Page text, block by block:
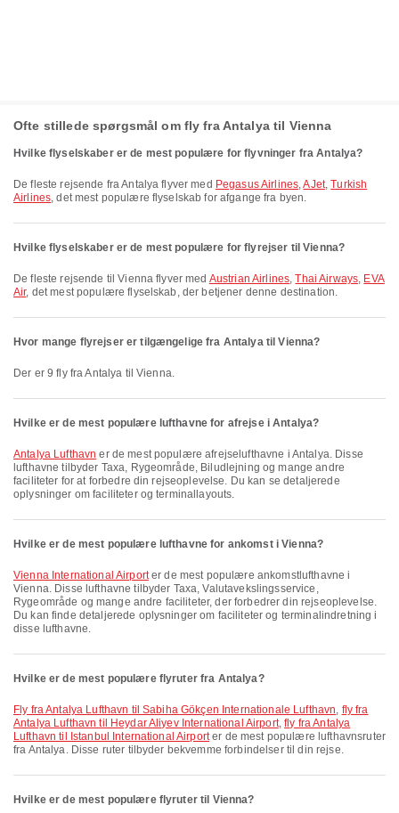
Ofte stillede spørgsmål om fly fra Antalya til Vienna
Hvilke flyselskaber er de mest populære for flyvninger fra Antalya?
De fleste rejsende fra Antalya flyver med Pegasus Airlines,AJet,Turkish
Airlines, det mest populære flyselskab for afgange fra byen.
Hvilke flyselskaber er de mest populære for flyrejser til Vienna?
De fleste rejsende til Vienna flyver med Austrian Airlines,Thai Airways, EVA
Air, det mest populære flyselskab, der betjener denne destination.
Hvor mange flyrejser er tilgængelige fra Antalya til Vienna?
Der er 9 fly fra Antalya til Vienna.
Hvilke er de mest populære lufthavne for afrejse i Antalya?
Antalya Lufthavn er de mest populære afrejselufthavne i Antalya. Disse
lufthavne tilbyder Taxa, Rygeområde, Biludlejning og mange andre
faciliteter for at forbedre din rejseoplevelse. Du kan se detaljerede
oplysninger om faciliteter og terminallayouts.
Hvilke er de mest populære lufthavne for ankomst i Vienna?
Vienna International Airporter de mest populære ankomstlufthavne i
Vienna. Disse lufthavne tilbyder Taxa, Valutavekslingsservice,
Rygeområde og mange andre faciliteter, der forbedrer din rejseoplevelse.
Du kan finde detaljerede oplysninger om faciliteter og terminalindretning i
disse lufthavne.
Hvilke er de mest populære flyruter fra Antalya?
fly fra Antalya Lufthavn til Sabiha Gökçen Internationale Lufthavn, fly fra
Antalya Lufthavn til Heydar Aliyev International Airport,fly fra Antalya
Lufthavn til Istanbul International Airporter de mest populære lufthavnsruter
fra Antalya. Disse ruter tilbyder bekvemme forbindelser til din rejse.
Hvilke er de mest populære flyruter til Vienna?